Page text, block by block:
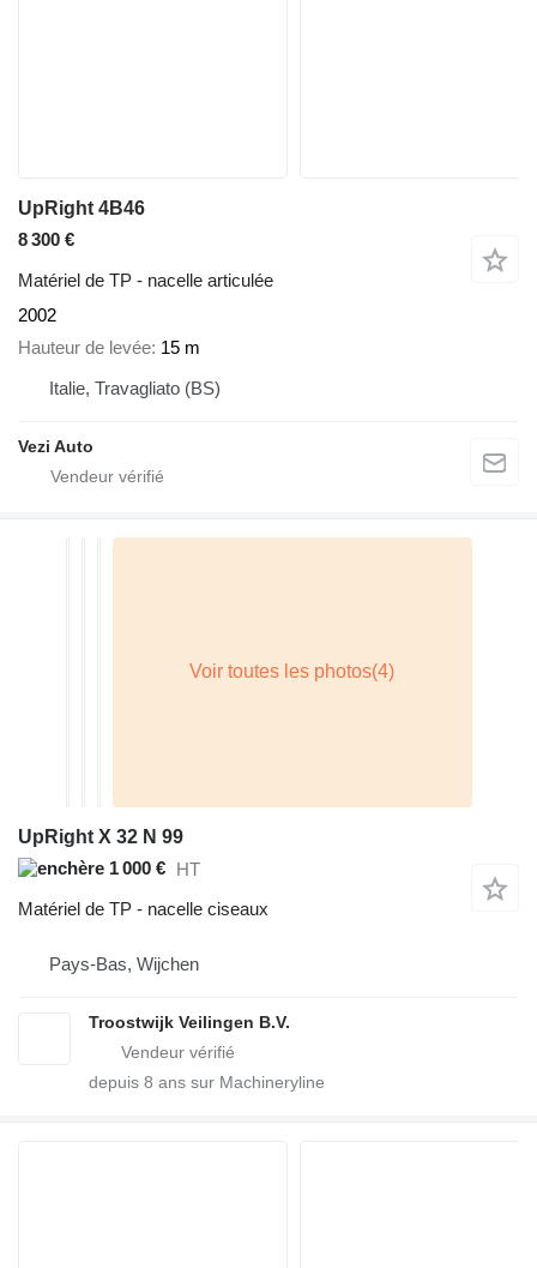
UpRight 4B46
8 300 €
Matériel de TP - nacelle articulée
2002
Hauteur de levée 15 m
Italie, Travagliato (BS)
Vezi Auto
UpRight X 32 N 99
1 000 € HT
Matériel de TP - nacelle ciseaux
Pays-Bas, Wijchen
Troostwijk Veilingen B.V.
depuis 8 ans sur Machineryline